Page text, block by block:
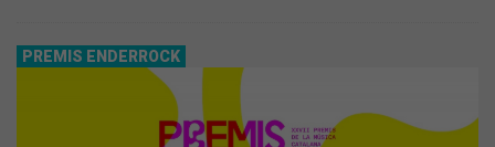
PREMIS ENDERROCK